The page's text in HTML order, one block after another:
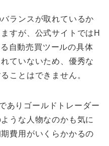
ランスが取れているか
すが、公式サイトではH
自動売買ツールの具体
ていないため、優秀な
ことはできません。
ありゴールドトレーダー
うな人物なのかも気に
費用がいくらかかるの